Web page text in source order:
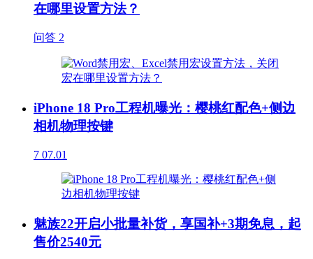
在哪里设置方法？
问答 2
iPhone 18 Pro工程机曝光：樱桃红配色+侧边
相机物理按键
7 07.01
魅族22开启小批量补货，享国补+3期免息，起
售价2540元